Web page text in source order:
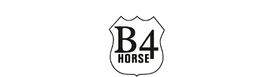
Zum Hauptinhalt springen